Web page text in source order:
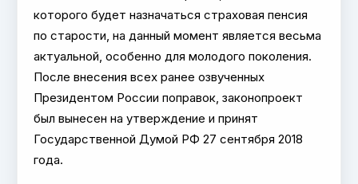
которого будет назначаться страховая пенсия
по старости, на данный момент является весьма
актуальной, особенно для молодого поколения.
После внесения всех ранее озвученных
Президентом России поправок, законопроект
был вынесен на утверждение и принят
Государственной Думой РФ 27 сентября 2018
года.